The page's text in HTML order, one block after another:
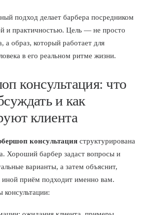
подход делает барбера посредником
и практичностью. Цель — не просто
а образ, который работает для
в его реальном ритме жизни.
консультация: что
и как
клиента
консультация структурирована
Хороший барбер задаст вопросы и
варианты, а затем объяснит,
иной приём подходит именно вам.
консультации: